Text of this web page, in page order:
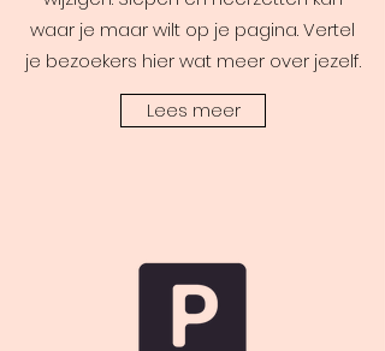
waar je maar wilt op je pagina. Vertel
je bezoekers hier wat meer over jezelf.
Lees meer